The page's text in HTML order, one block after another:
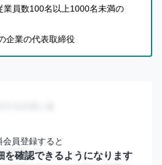
業員数100名以上1000名未満の
企業の代表取締役
会員登録すると
を確認できるようになります